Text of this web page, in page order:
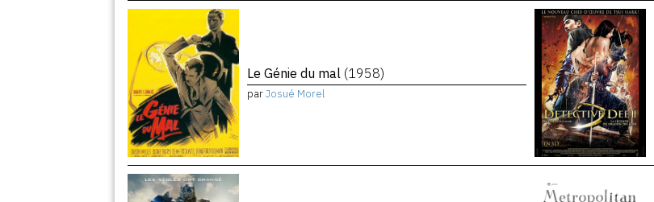
Le Génie du mal (1958)
parJosué Morel